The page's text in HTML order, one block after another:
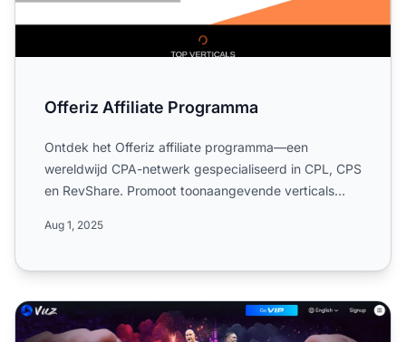
Offeriz Affiliate Programma
Ontdek het Offeriz affiliate programma—een
wereldwijd CPA-netwerk gespecialiseerd in CPL, CPS
en RevShare. Promoot toonaangevende verticals
Aug 1, 2025
360Vuz Affiliate Programma